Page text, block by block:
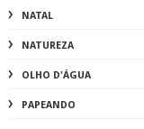
NATAL
NATUREZA
OLHO D'ÁGUA
PAPEANDO